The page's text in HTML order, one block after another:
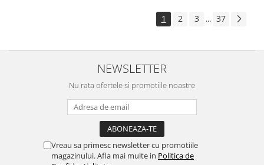
1 2 3 ... 37
NEWSLETTER
Nu rata ofertele si promotiile noastre
Vreau sa primesc newsletter cu promotiile
magazinului. Afla mai multe in Politica de